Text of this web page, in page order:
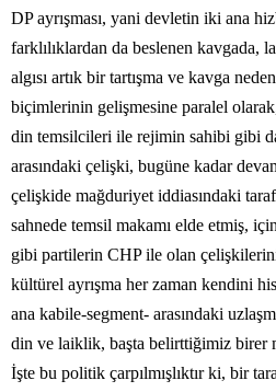
DP ayrışması, yani devletin iki ana
farklılıklardan da beslenen kavgada,
algısı artık bir tartışma ve kavga
biçimlerinin gelişmesine paralel
din temsilcileri ile rejimin sahibi gibi
arasındaki çelişki, bugüne kadar
çelişkide mağduriyet iddiasındaki
sahnede temsil makamı elde etmiş,
gibi partilerin CHP ile olan
kültürel ayrışma her zaman kendini
ana kabile-segment- arasındaki
din ve laiklik, başta belirttiğimiz birer
İşte bu politik çarpılmışlıktır ki, bir